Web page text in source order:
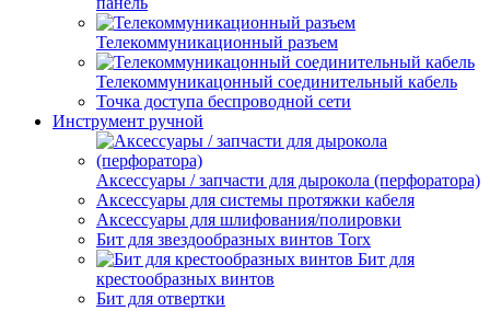
Телекоммуникационный разъем
Телекоммуникацонный соединительный кабель
Точка доступа беспроводной сети
Инструмент ручной
Аксессуары / запчасти для дырокола (перфоратора)
Аксессуары для системы протяжки кабеля
Аксессуары для шлифования/полировки
Бит для звездообразных винтов Torx
Бит для
крестообразных винтов
Бит для отвертки